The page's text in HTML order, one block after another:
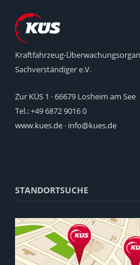
Kraftfahrzeug-
Sachverständiger e.V.
Zur KÜS 1 · 66679 Losheim am See
Tel.: +49 6872 9016 0
www.kues.de · info@kues.de
STANDORTSUCHE